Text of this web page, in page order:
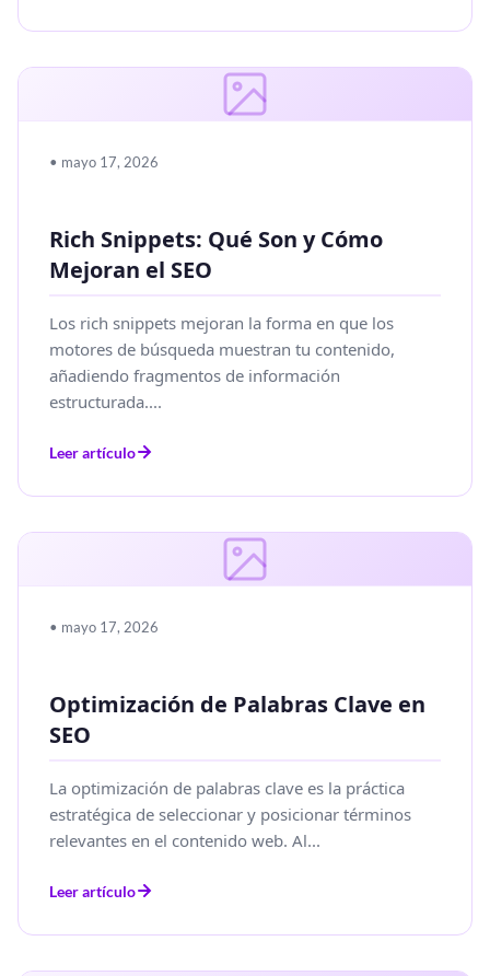
• mayo 17, 2026
Rich Snippets: Qué Son y Cómo
Mejoran el SEO
Los rich snippets mejoran la forma en que los
motores de búsqueda muestran tu contenido,
añadiendo fragmentos de información
estructurada....
Leer artículo
• mayo 17, 2026
Optimización de Palabras Clave en
SEO
La optimización de palabras clave es la práctica
estratégica de seleccionar y posicionar términos
relevantes en el contenido web. Al...
Leer artículo